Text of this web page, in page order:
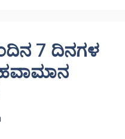
7 ದಿನಗಳ